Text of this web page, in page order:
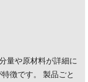
量や原材料が詳細に
徴です。 製品ごと